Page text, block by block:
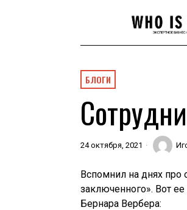
БЛОГИ
24 октября, 2021
Вспомнил на днях
заключенного». Вот
Бернара Вербера: